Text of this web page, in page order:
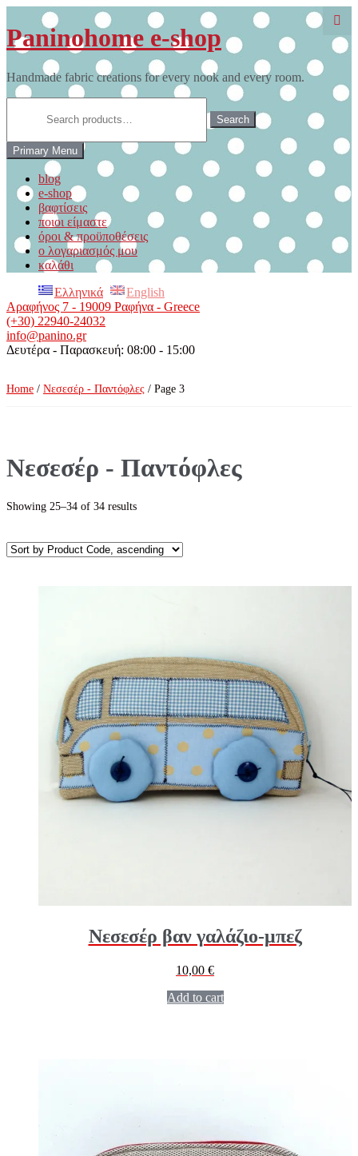
to
content
Paninohome e-shop
Handmade fabric creations for every nook and every room.
Search
Primary Menu
blog
e-shop
βαφτίσεις
ποιοι είμαστε
όροι & προϋποθέσεις
ο λογαριασμός μου
καλάθι
Ελληνικά
English
Αραφήνος 7 - 19009 Ραφήνα - Greece
(+30) 22940-24032
info@panino.gr
Δευτέρα - Παρασκευή: 08:00 - 15:00
Home / Νεσεσέρ - Παντόφλες / Page 3
Νεσεσέρ - Παντόφλες
Showing 25–34 of 34 results
Νεσεσέρ βαν γαλάζιο-μπεζ
10,00 €
Add to cart